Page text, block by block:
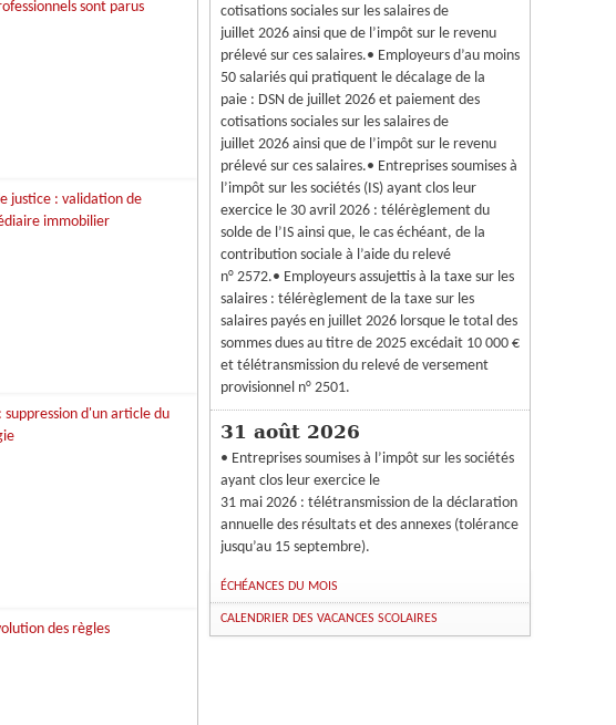
cotisations sociales sur les salaires de
juillet 2026 ainsi que de l’impôt sur le revenu
prélevé sur ces salaires.• Employeurs d’au moins
50 salariés qui pratiquent le décalage de la
paie : DSN de juillet 2026 et paiement des
cotisations sociales sur les salaires de
juillet 2026 ainsi que de l’impôt sur le revenu
prélevé sur ces salaires.• Entreprises soumises à
l’impôt sur les sociétés (IS) ayant clos leur
exercice le 30 avril 2026 : télérèglement du
solde de l’IS ainsi que, le cas échéant, de la
contribution sociale à l’aide du relevé
n° 2572.• Employeurs assujettis à la taxe sur les
salaires : télérèglement de la taxe sur les
salaires payés en juillet 2026 lorsque le total des
sommes dues au titre de 2025 excédait 10 000 €
et télétransmission du relevé de versement
provisionnel n° 2501.
31 août 2026
• Entreprises soumises à l’impôt sur les sociétés
ayant clos leur exercice le
31 mai 2026 : télétransmission de la déclaration
annuelle des résultats et des annexes (tolérance
jusqu’au 15 septembre).
ÉCHÉANCES DU MOIS
CALENDRIER DES VACANCES SCOLAIRES